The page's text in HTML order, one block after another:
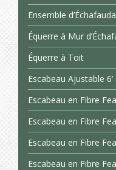
Ensemble
Équerre à Mur
Équerre à Toit
Escabeau Ajustable
Escabeau en Fibre
Escabeau en Fibre
Escabeau en Fibre
Escabeau en Fibre